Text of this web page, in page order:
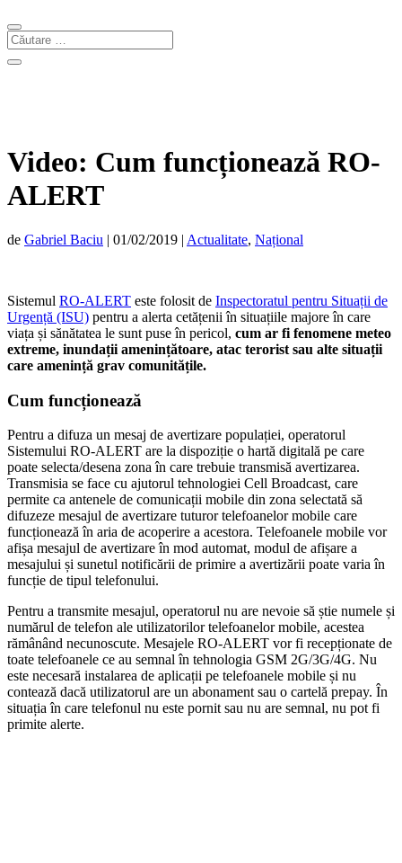
Video: Cum funcționează RO-
ALERT
de Gabriel Baciu | 01/02/2019 | Actualitate, Național
Sistemul RO-ALERT este folosit de Inspectoratul pentru Situații de
Urgență (ISU) pentru a alerta cetățenii în situațiile majore în care
viața și sănătatea le sunt puse în pericol, cum ar fi fenomene meteo
extreme, inundații amenințătoare, atac terorist sau alte situații
care amenință grav comunitățile.
Cum funcționează
Pentru a difuza un mesaj de avertizare populației, operatorul
Sistemului RO-ALERT are la dispoziție o hartă digitală pe care
poate selecta/desena zona în care trebuie transmisă avertizarea.
Transmisia se face cu ajutorul tehnologiei Cell Broadcast, care
permite ca antenele de comunicații mobile din zona selectată să
difuzeze mesajul de avertizare tuturor telefoanelor mobile care
funcționează în aria de acoperire a acestora. Telefoanele mobile vor
afișa mesajul de avertizare în mod automat, modul de afișare a
mesajului și sunetul notificării de primire a avertizării poate varia în
funcție de tipul telefonului.
Pentru a transmite mesajul, operatorul nu are nevoie să știe numele și
numărul de telefon ale utilizatorilor telefoanelor mobile, acestea
rămânând necunoscute. Mesajele RO-ALERT vor fi recepționate de
toate telefoanele ce au semnal în tehnologia GSM 2G/3G/4G. Nu
este necesară instalarea de aplicații pe telefoanele mobile și nu
contează dacă utilizatorul are un abonament sau o cartelă prepay. În
situația în care telefonul nu este pornit sau nu are semnal, nu pot fi
primite alerte.